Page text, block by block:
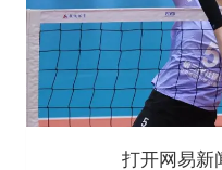
打开网易新